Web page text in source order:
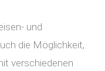
und
die Möglichkeit,
verschiedenen